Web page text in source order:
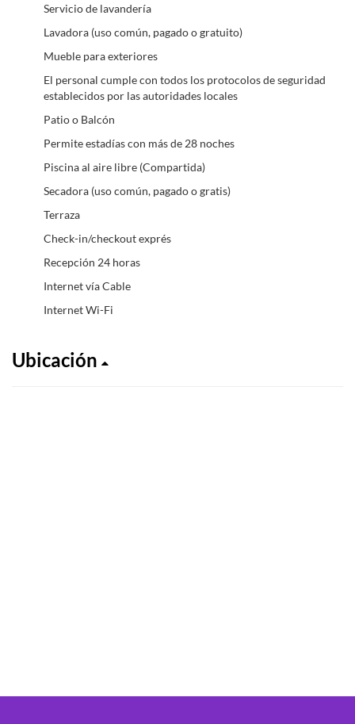
Servicio de lavandería
Lavadora (uso común, pagado o gratuito)
Mueble para exteriores
El personal cumple con todos los protocolos de seguridad
establecidos por las autoridades locales
Patio o Balcón
Permite estadías con más de 28 noches
Piscina al aire libre (Compartida)
Secadora (uso común, pagado o gratis)
Terraza
Check-in/checkout exprés
Recepción 24 horas
Internet vía Cable
Internet Wi-Fi
Ubicación